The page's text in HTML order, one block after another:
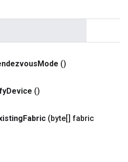
Mode ()
Device ()
Fabric (byte[] fabric